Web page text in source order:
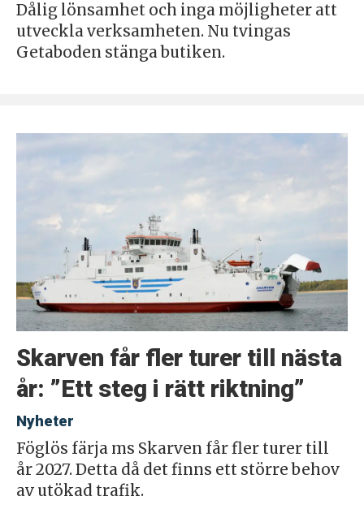
Dålig lönsamhet och inga möjligheter att
utveckla verksamheten. Nu tvingas
Getaboden stänga butiken.
Skarven får fler turer till nästa
år: ”Ett steg i rätt riktning”
Nyheter
Föglös färja ms Skarven får fler turer till
år 2027. Detta då det finns ett större behov
av utökad trafik.